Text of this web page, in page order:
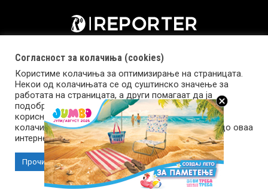
Copyright © 2026 Reporter.mk | Member of Clip Media Group
Импресум Маркетинг Контакт Услови за користење
Согласност за колачиња (cookies)
Користиме колачиња за оптимизирање на страницата.
Некои од колачињата се од суштинско значење за
работата на страницата, а други помагаат да ја
подобриме оваа интернет страница и вашето
корисничко искуство. Напомена: задолжителните
колачиња се неопходни за користење и пристап до оваа
интернет страница.
Прочитај повеќе Прифати колачиња